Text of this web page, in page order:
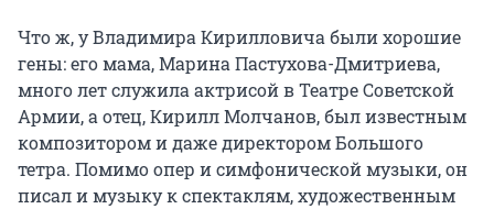
Что ж, у Владимира Кирилловича были хорошие
гены: его мама, Марина Пастухова-Дмитриева,
много лет служила актрисой в Театре Советской
Армии, а отец, Кирилл Молчанов, был известным
композитором и даже директором Большого
тетра. Помимо опер и симфонической музыки, он
писал и музыку к спектаклям, художественным